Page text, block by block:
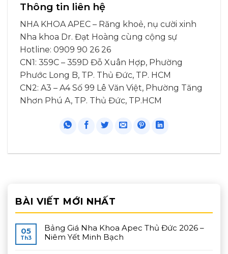
Thông tin liên hệ
NHA KHOA APEC – Răng khoẻ, nụ cười xinh
Nha khoa Dr. Đạt Hoàng cùng cộng sự
Hotline: 0909 90 26 26
CN1: 359C – 359D Đỗ Xuân Hợp, Phường
Phước Long B, TP. Thủ Đức, TP. HCM
CN2: A3 – A4 Số 99 Lê Văn Việt, Phường Tăng
Nhơn Phú A, TP. Thủ Đức, TP.HCM
BÀI VIẾT MỚI NHẤT
05
Th3
Bảng Giá Nha Khoa Apec Thủ Đức 2026 –
Niêm Yết Minh Bạch